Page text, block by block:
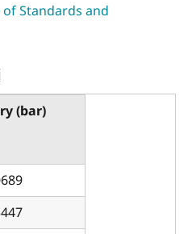
Standards and
(bar)